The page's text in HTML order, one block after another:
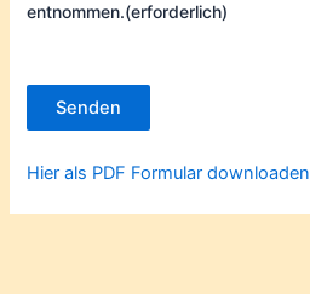
entnommen.(erforderlich)
Senden
Hier als PDF Formular downloaden